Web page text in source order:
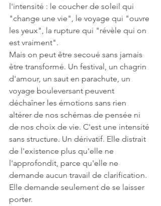
l'intensité : le coucher de soleil qui
"change une vie", le voyage qui "ouvre
les yeux", la rupture qui "révèle qui on
est vraiment".
Mais on peut être secoué sans jamais
être transformé. Un festival, un chagrin
d'amour, un saut en parachute, un
voyage bouleversant peuvent
déchaîner les émotions sans rien
altérer de nos schémas de pensée ni
de nos choix de vie. C'est une intensité
sans structure. Un dérivatif. Elle distrait
de l'existence plus qu'elle ne
l'approfondit, parce qu'elle ne
demande aucun travail de clarification.
Elle demande seulement de se laisser
porter.